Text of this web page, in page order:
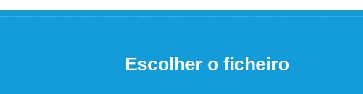
Escolher o ficheiro